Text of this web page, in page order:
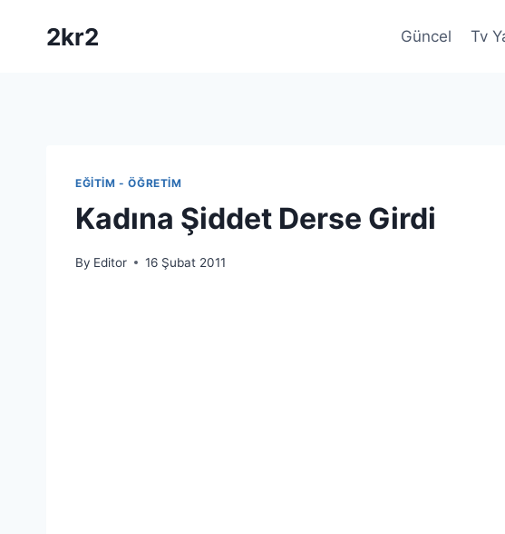
2kr2 Güncel Tv
EĞITIM - ÖĞRETIM
Kadına Şiddet Derse Girdi
By Editor 16 Şubat 2011